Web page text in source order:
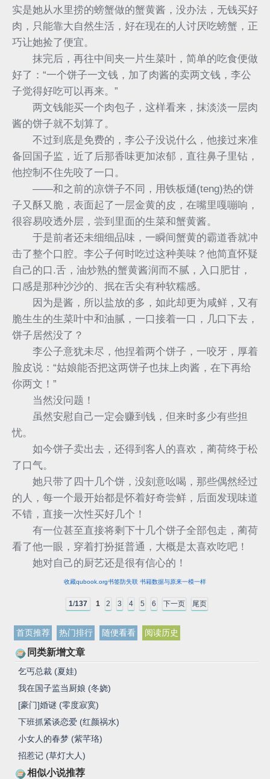
实是她从水里捞的螃蟹做的蟹黄酱，没办法，无钱买好
肉，只能靠大自然生活，好在现在的人讨厌吃螃蟹，正
巧让她捡了便宜。
抹完后，再往中间夹一片生菜叶，简单的吃食便做
好了：“一个饼子一文钱，加了肉酱的卖两文钱，李公
子觉得好吃可以再来。”
两文钱能买一个肉包子，这样看来，抹淡淡一层肉
酱的饼子就不划算了。
不过到底是免费的，李公子没说什么，他接过来准
备回国子监，近了后那香味更加浓郁，直往鼻子里钻，
他控制不住先咬了一口。
——和之前的凉饼子不同，用铁板熥(teng)热的饼
子又酥又脆，表面起了一层金黄的皮，在嘴里嘎嘣响，
很容易咬透外层，尝到里面的生菜和蟹黄酱。
于是前者还未细细品味，一瞬间蟹黄的霸道香就冲
击了整个口腔。李公子何时吃过这种美味？他简直怀疑
自己的口.舌，油炒熟的蟹黄酱润而不腻，入口肥甘，
口感是那种沙沙的、抿在舌尖有种软糯感。
因为是酱，所以盐放的多，如此却更为咸鲜，又有
脆生生的生菜叶中和油腻，一口接着一口，几口下去，
饼子居然没了？
李公子意犹未尽，他捏着两个饼子，一咬牙，厚着
脸皮说：“姑娘能否把这两饼子也抹上肉酱，在下再给
你两文！”
当然没问题！
虽然安慰自己一定会赚到钱，但来时多少有些担
忧。
如今饼子卖出去，还得到客人的喜欢，蔺荷终于松
了口气。
她只带了四十几个饼，没刻意吆喝，那些偶然经过
的人，每一个最开始都是怀着好奇尝鲜，后面发现味道
不错，直接一次性买好几个！
有一位甚至直接将剩下十几个饼子全部包走，蔺荷
看了他一眼，穿着打扮挺普通，大概是太喜欢吃吧！
她对自己的厨艺还是很有信心的！
收藏qubook.org书签防失联 书籍数据与原来一模一样
1/137 1 2 3 4 5 6 下一页 尾页
首页推荐 热门排行 随便看看 阅读历史
同类新增文章
乞丐总裁 (夏娃)
我在国子监当厨娘 (冬娆)
[豪门]婚谜 (零度寂寞)
下班抓紧谈恋爱 (红颜祸水)
小女人的春梦 (紫芊珞)
招惹记 (草灯大人)
相似小说推荐